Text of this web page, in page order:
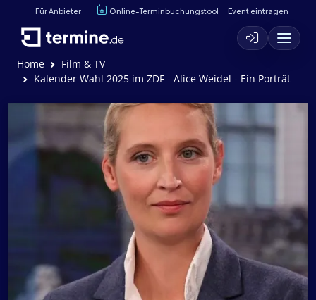
Für Anbieter Online-Terminbuchungstool Event eintragen
Home
Film & TV
Kalender Wahl 2025 im ZDF - Alice Weidel - Ein Porträt